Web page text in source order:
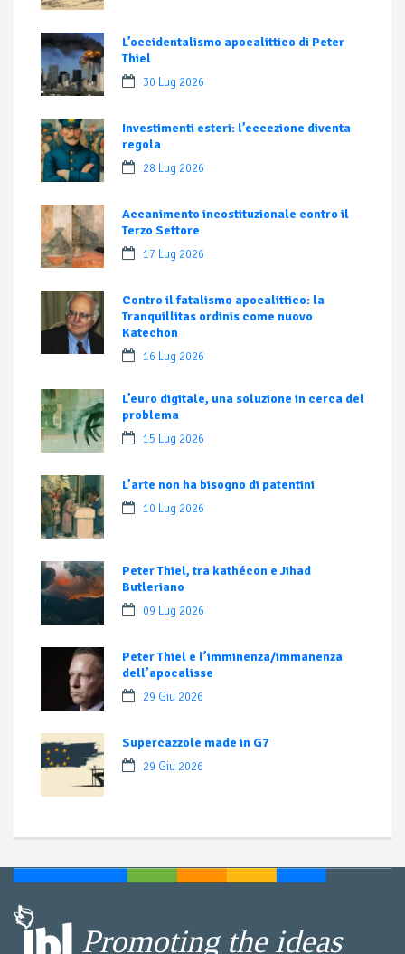
L’occidentalismo apocalittico di Peter
Thiel
30 Lug 2026
Investimenti esteri: l’eccezione diventa
regola
28 Lug 2026
Accanimento incostituzionale contro il
Terzo Settore
17 Lug 2026
Contro il fatalismo apocalittico: la
Tranquillitas ordinis come nuovo
Katechon
16 Lug 2026
L’euro digitale, una soluzione in cerca del
problema
15 Lug 2026
L’arte non ha bisogno di patentini
10 Lug 2026
Peter Thiel, tra kathécon e Jihad
Butleriano
09 Lug 2026
Peter Thiel e l’imminenza/immanenza
dell’apocalisse
29 Giu 2026
Supercazzole made in G7
29 Giu 2026
Promoting the ideas